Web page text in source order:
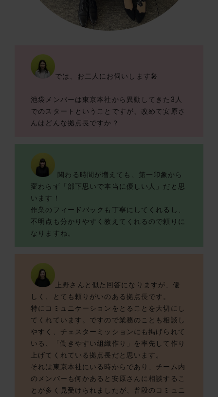
では、お二人にお伺いします🎤
池袋メンバーは東京本社から異動してきた3人
でのスタートということですが、改めて安原さ
んはどんな拠点長ですか？
関わる時間が増えても、第一印象から
変わらず「部下思いで本当に優しい人」だと思
います！
作業のフィードバックも丁寧にしてくれるし、
不明点も分かりやすく教えてくれるので頼りに
なりますね。
上野さんと似た回答になりますが、優
しく、とても頼りがいのある拠点長です。
特にコミュニケーションをとることを大切にし
てくれています。ですので業務のことも相談し
やすく、チェスターミッションにも掲げられて
いる、「働きやすい組織作り」を率先して作り
上げてくれている拠点長だと思います。
それは東京本社にいる時からであり、チーム内
のメンバーも何かあると安原さんに相談するこ
とが多く見受けられましたが、普段のコミュニ